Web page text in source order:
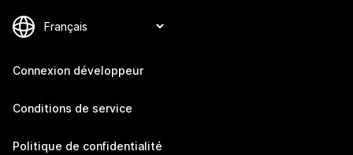
Connexion développeur
Conditions de service
Politique de confidentialité